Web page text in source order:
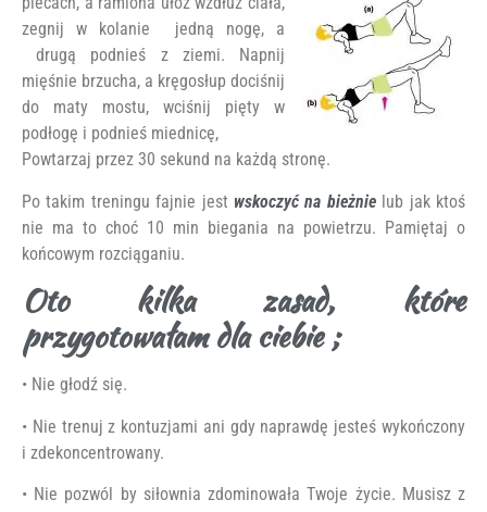
zegnij w kolanie jedną nogę, a
drugą podnieś z ziemi. Napnij
mięśnie brzucha, a kręgosłup dociśnij
do maty mostu, wciśnij pięty w
podłogę i podnieś miednicę,
Powtarzaj przez 30 sekund na każdą stronę.
Po takim treningu fajnie jest wskoczyć na bieżnie lub jak ktoś
nie ma to choć 10 min biegania na powietrzu. Pamiętaj o
końcowym rozciąganiu.
Oto kilka zasad, które
przygotowałam dla ciebie ;
• Nie głodź się.
• Nie trenuj z kontuzjami ani gdy naprawdę jesteś wykończony
i zdekoncentrowany.
• Nie pozwól by siłownia zdominowała Twoje życie. Musisz z